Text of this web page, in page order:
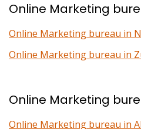
Online Marketing
Online Marketing bureau in
Online Marketing bureau in
Online Marketing
Online Marketing bureau in